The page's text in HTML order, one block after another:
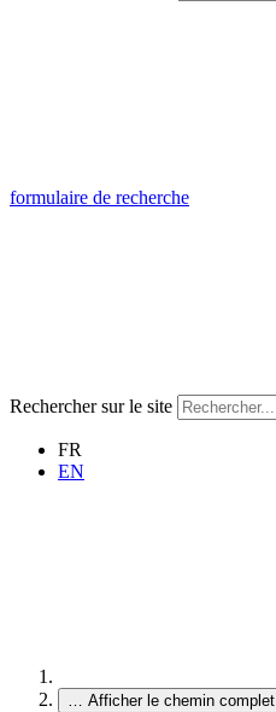
formulaire de recherche
Rechercher sur le site
FR
EN
… Afficher le chemin complet